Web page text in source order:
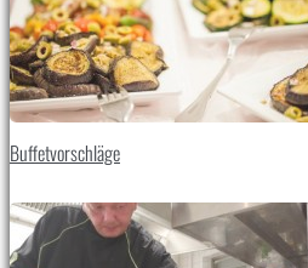
Buffetvorschläge